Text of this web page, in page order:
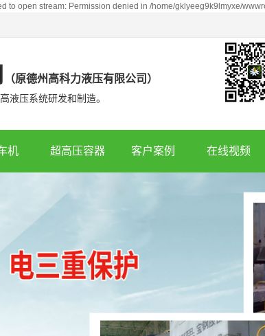
open stream: Permission denied in /home/gklyeeg9k9lmyxe/
（原德州高科力液压有限公司 ）
液压系统研发和制造。
机 超高压容器 客户案例 在线视频